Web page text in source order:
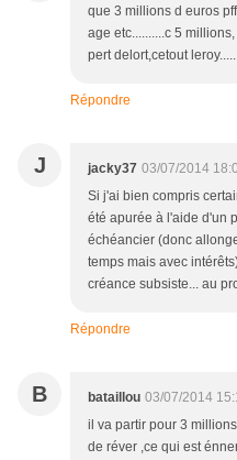
que 3 millions d euros
age etc..........c 5
pert delort,cetout
Répondre
J jacky37 03/07/2014
Si j'ai bien compris
été apurée à l'aide d'un
échéancier (donc
temps mais avec
créance subsiste... au
Répondre
B bataillou 03/07/2014
il va partir pour 3
de réver ,ce qui est